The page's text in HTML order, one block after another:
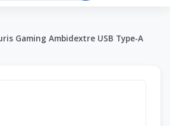
Gaming Ambidextre USB Type-A